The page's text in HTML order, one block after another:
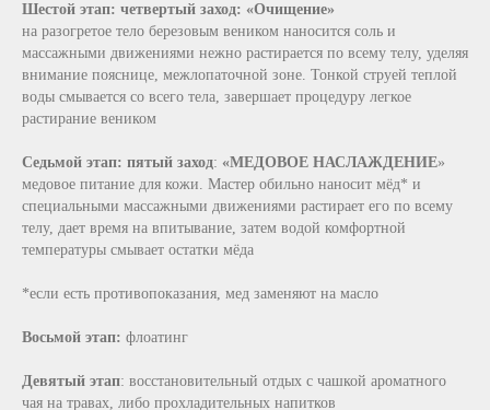
Шестой этап: четвертый заход: «Очищение»
на разогретое тело березовым веником наносится соль и
массажными движениями нежно растирается по всему телу, уделяя
внимание пояснице, межлопаточной зоне. Тонкой струей теплой
воды смывается со всего тела, завершает процедуру легкое
растирание веником
Седьмой этап: пятый заход: «МЕДОВОЕ НАСЛАЖДЕНИЕ»
медовое питание для кожи. Мастер обильно наносит мёд* и
специальными массажными движениями растирает его по всему
телу, дает время на впитывание, затем водой комфортной
температуры смывает остатки мёда
*если есть противопоказания, мед заменяют на масло
Восьмой этап: флоатинг
Девятый этап: восстановительный отдых с чашкой ароматного
чая на травах, либо прохладительных напитков